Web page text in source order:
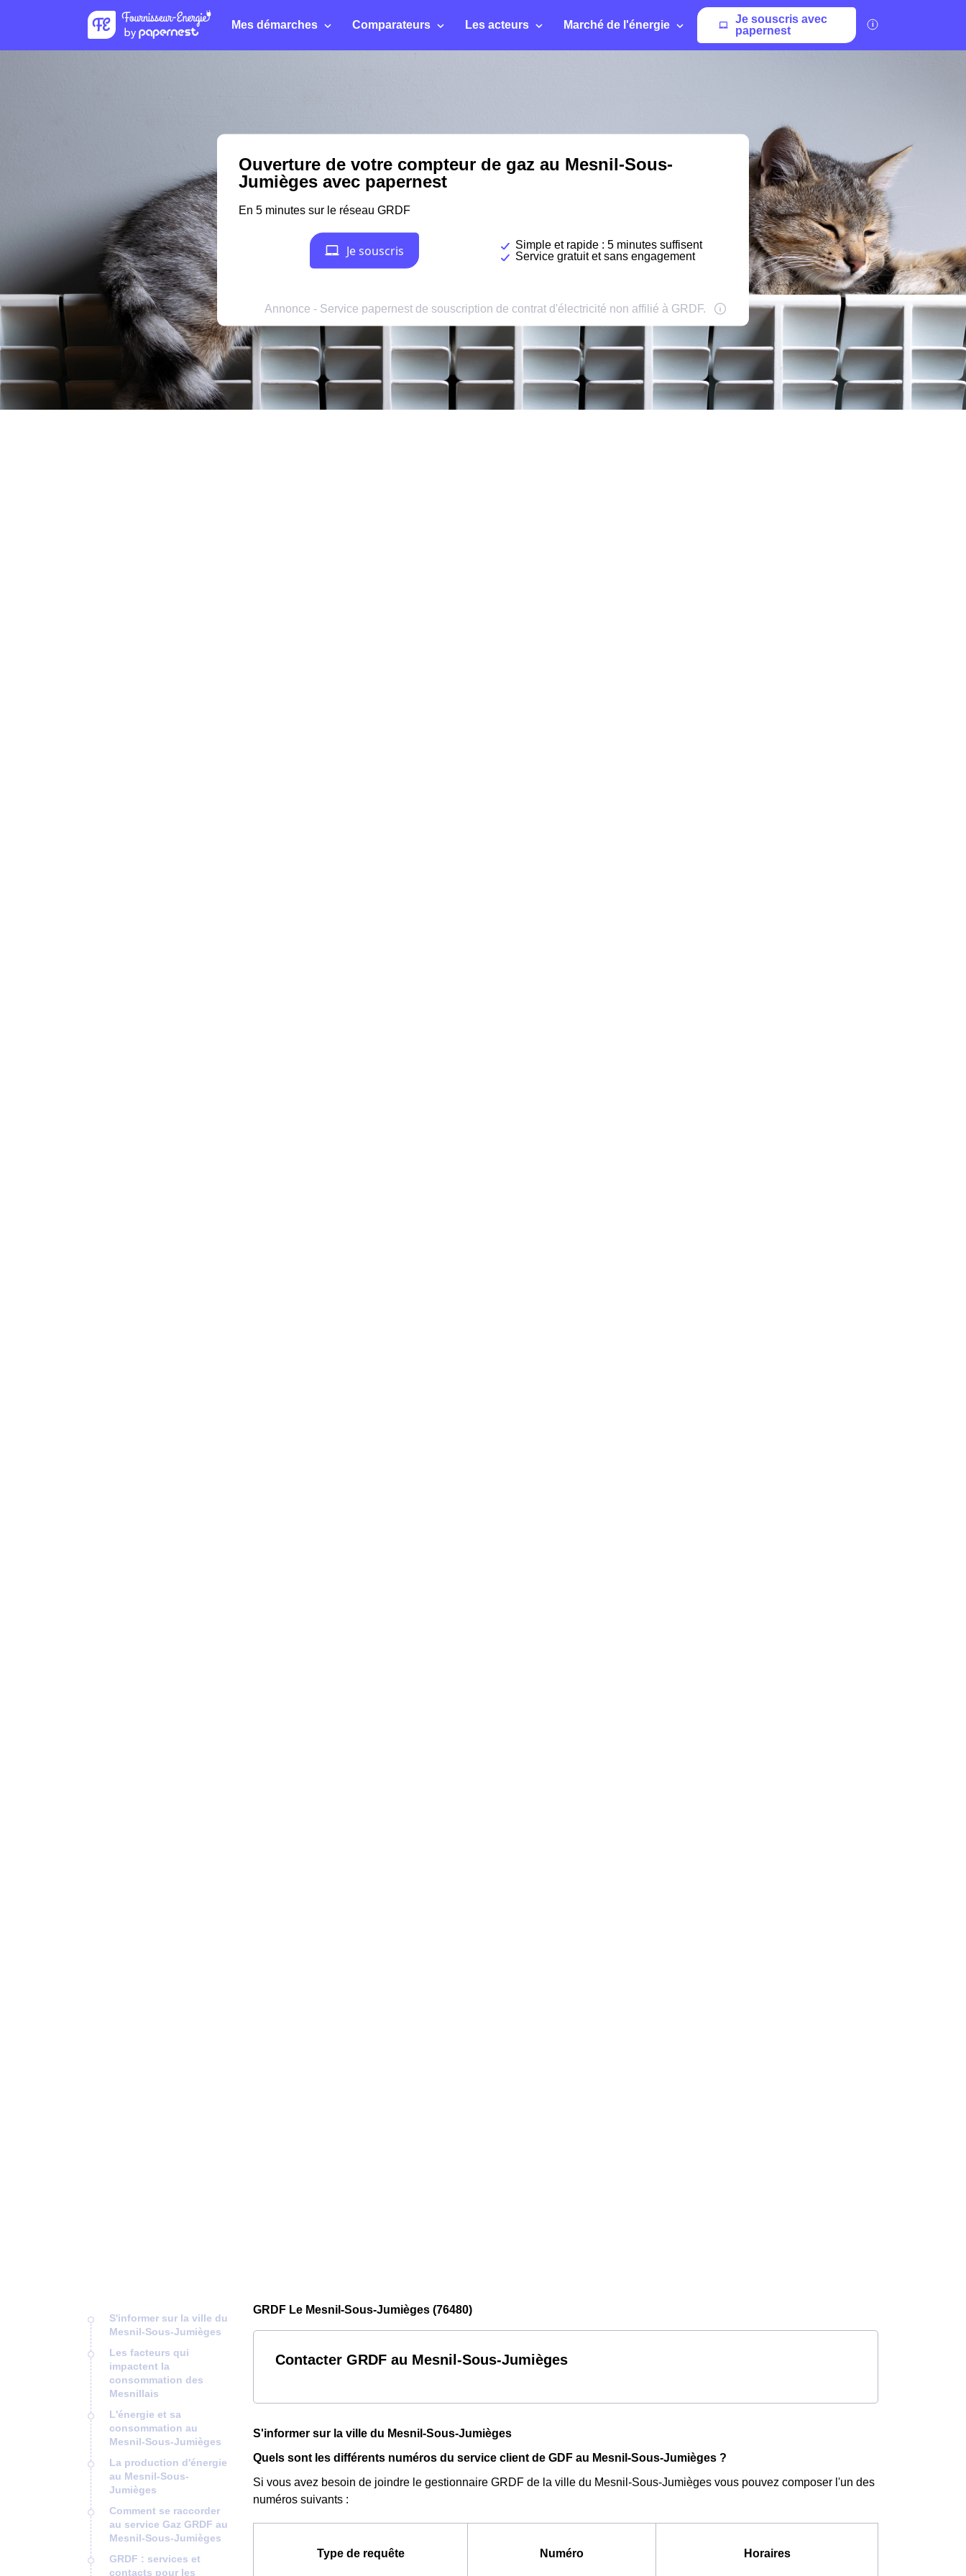
Mes démarches Comparateurs Les acteurs Marché de l'énergie
Je souscris avec
papernest
S'informer sur la ville du
Mesnil-Sous-Jumièges
Les facteurs qui
impactent la
consommation des
Mesnillais
L'énergie et sa
consommation au
Mesnil-Sous-Jumièges
La production d'énergie
au Mesnil-Sous-
Jumièges
Comment se raccorder
au service Gaz GRDF au
Mesnil-Sous-Jumièges
GRDF : services et
contacts pour les
GRDF Le Mesnil-Sous-Jumièges (76480)
Contacter GRDF au Mesnil-Sous-Jumièges
S'informer sur la ville du Mesnil-Sous-Jumièges
Quels sont les différents numéros du service client de GDF au Mesnil-Sous-Jumièges ?
Si vous avez besoin de joindre le gestionnaire GRDF de la ville du Mesnil-Sous-Jumièges vous pouvez composer l'un des
numéros suivants :
Type de requête Numéro Horaires